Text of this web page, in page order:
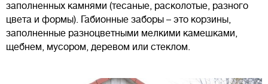
заполненных камнями (тесаные, расколотые, разного
цвета и формы). Габионные заборы – это корзины,
заполненные разноцветными мелкими камешками,
щебнем, мусором, деревом или стеклом.